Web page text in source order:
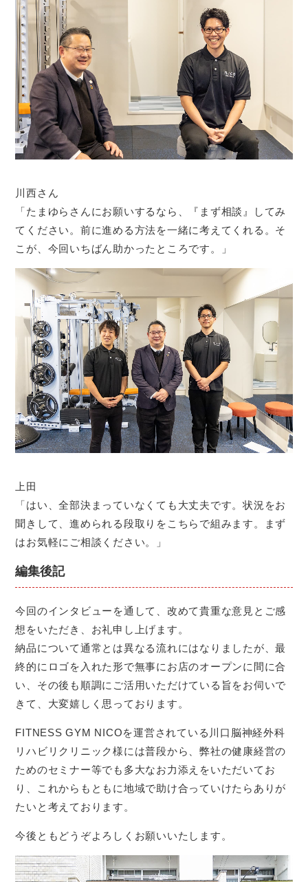
川西さん
「たまゆらさんにお願いするなら、『まず相談』してみ
てください。前に進める方法を一緒に考えてくれる。そ
こが、今回いちばん助かったところです。」
上田
「はい、全部決まっていなくても大丈夫です。状況をお
聞きして、進められる段取りをこちらで組みます。まず
はお気軽にご相談ください。」
編集後記
今回のインタビューを通して、改めて貴重な意見とご感
想をいただき、お礼申し上げます。
納品について通常とは異なる流れにはなりましたが、最
終的にロゴを入れた形で無事にお店のオープンに間に合
い、その後も順調にご活用いただけている旨をお伺いで
きて、大変嬉しく思っております。
FITNESS GYM NICOを運営されている川口脳神経外科
リハビリクリニック様には普段から、弊社の健康経営の
ためのセミナー等でも多大なお力添えをいただいてお
り、これからもともに地域で助け合っていけたらありが
たいと考えております。
今後ともどうぞよろしくお願いいたします。